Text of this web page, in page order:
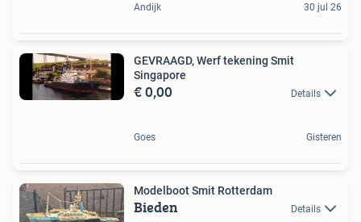
Andijk 30 jul 26
GEVRAAGD, Werf tekening Smit
Singapore
€ 0,00 Details
Goes Gisteren
Modelboot Smit Rotterdam
Bieden Details